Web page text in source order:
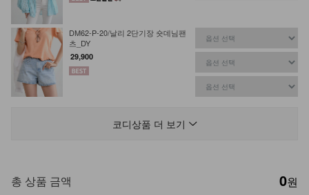
DM62-P-20/날리 2단기장 숏데님팬
츠_DY
29,900
14,790 7%
DM61-P-35/에어리실크 스판 부츠컷
팬츠_DY
코디상품 더 보기
총 상품 금액 0원